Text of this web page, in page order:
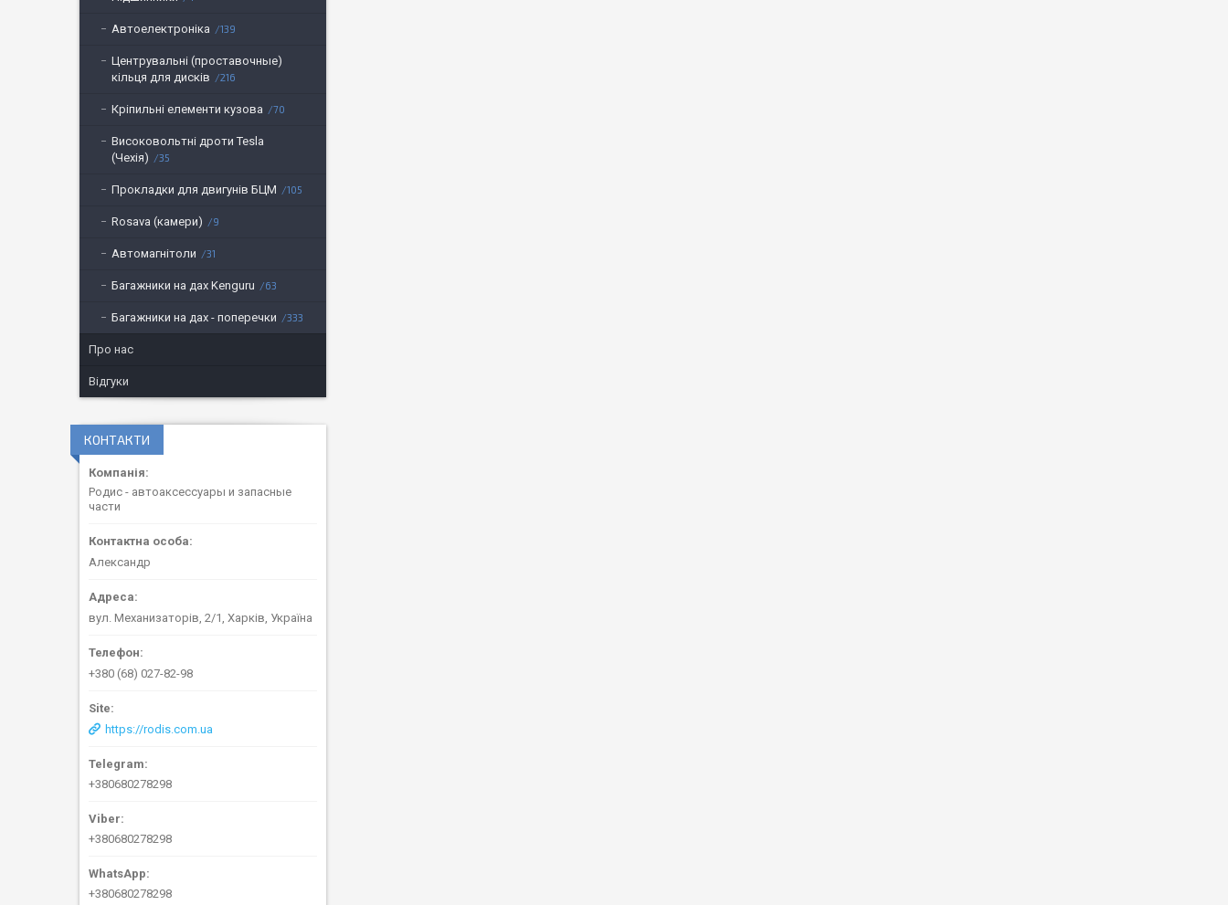
Автоелектроніка 139
Центрувальні (проставочные)
кільця для дисків
216
Кріпильні елементи кузова 70
Високовольтні дроти Tesla
(Чехія)
35
Прокладки для двигунів БЦМ 105
Rosava (камери) 9
Автомагнітоли 31
Багажники на дах Kenguru 63
Багажники на дах - поперечки 333
Про нас
Відгуки
КОНТАКТИ
Родис - автоаксессуары и запасные
части
Александр
вул. Механизаторів, 2/1, Харків, Україна
+380 (68) 027-82-98
https://rodis.com.ua
+380680278298
+380680278298
+380680278298